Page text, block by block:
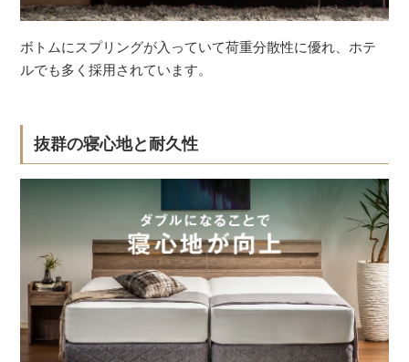
ボトムにスプリングが入っていて荷重分散性に優れ、ホテ
ルでも多く採用されています。
抜群の寝心地と耐久性